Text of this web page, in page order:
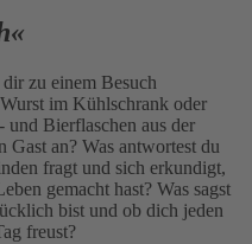
zu einem Besuch
im Kühlschrank oder
und Bierflaschen aus der
Gast an? Was antwortest du
fragt und sich erkundigt,
gemacht hast? Was sagst
bist und ob dich jeden
freust?